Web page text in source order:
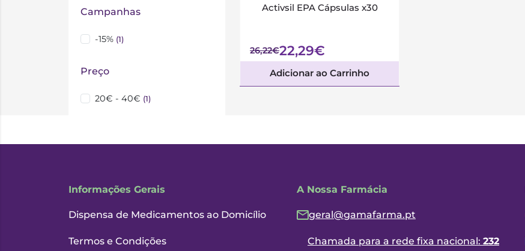
Campanhas
-15% (1)
Preço
20€ - 40€ (1)
Activsil EPA Cápsulas x30
26,22€22,29€
Adicionar ao Carrinho
Informações Gerais
Dispensa de Medicamentos ao Domicílio
Termos e Condições
A Nossa Farmácia
geral@gamafarma.pt
Chamada para a rede fixa nacional: 232